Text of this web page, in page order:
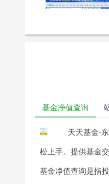
基金净值查询
天天基金-
松上手。提供基金
基金净值查询是指